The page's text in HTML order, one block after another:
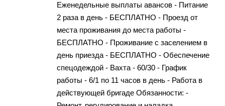
Еженедельные выплаты авансов - Питание
2 раза в день - БЕСПЛАТНО - Проезд от
места проживания до места работы -
БЕСПЛАТНО - Проживание с заселением в
день приезда - БЕСПЛАТНО - Обеспечение
спецодеждой - Вахта - 60/30 - График
работы - 6/1 по 11 часов в день - Работа в
действующей бригаде Обязанности: -